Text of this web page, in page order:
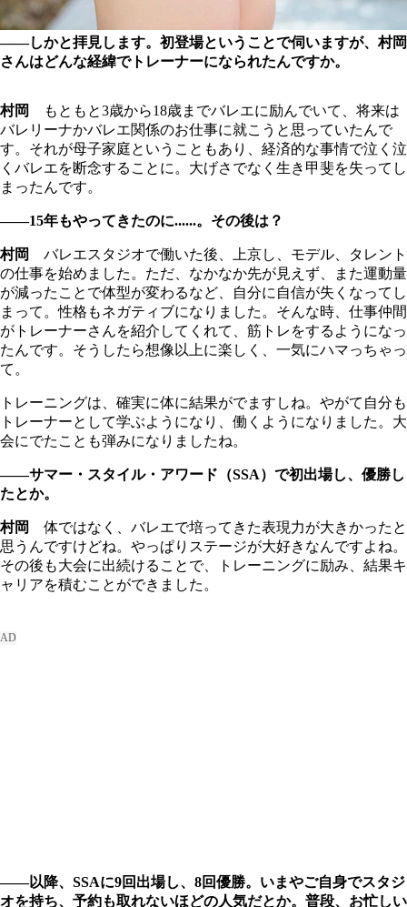
――しかと拝見します。初登場ということで伺いますが、村岡
さんはどんな経緯でトレーナーになられたんですか。
村岡
もともと3歳から18歳までバレエに励んでいて、将来は
バレリーナかバレエ関係のお仕事に就こうと思っていたんで
す。それが母子家庭ということもあり、経済的な事情で泣く泣
くバレエを断念することに。大げさでなく生き甲斐を失ってし
まったんです。
――15年もやってきたのに......。その後は？
村岡
バレエスタジオで働いた後、上京し、モデル、タレント
の仕事を始めました。ただ、なかなか先が見えず、また運動量
が減ったことで体型が変わるなど、自分に自信が失くなってし
まって。性格もネガティブになりました。そんな時、仕事仲間
がトレーナーさんを紹介してくれて、筋トレをするようになっ
たんです。そうしたら想像以上に楽しく、一気にハマっちゃっ
て。
トレーニングは、確実に体に結果がでますしね。やがて自分も
トレーナーとして学ぶようになり、働くようになりました。大
会にでたことも弾みになりましたね。
――サマー・スタイル・アワード（SSA）で初出場し、優勝し
たとか。
村岡
体ではなく、バレエで培ってきた表現力が大きかったと
思うんですけどね。やっぱりステージが大好きなんですよね。
その後も大会に出続けることで、トレーニングに励み、結果キ
ャリアを積むことができました。
――以降、SSAに9回出場し、8回優勝。いまやご自身でスタジ
オを持ち、予約も取れないほどの人気だとか。普段、お忙しい